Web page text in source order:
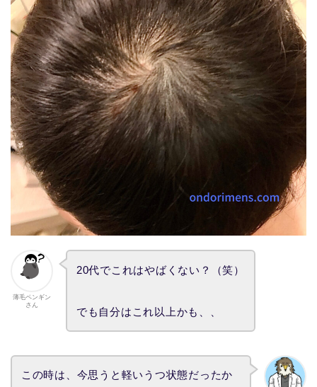
薄毛ペンギン
さん
20代でこれはやばくない？（笑）
でも自分はこれ以上かも、、
この時は、今思うと軽いうつ状態だったか